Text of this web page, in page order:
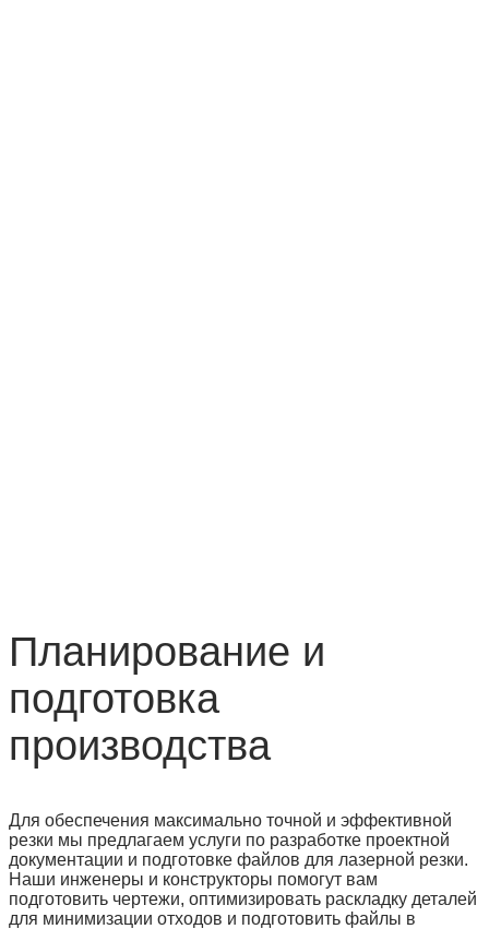
Планирование и
подготовка
производства
Для обеспечения максимально точной и эффективной
резки мы предлагаем услуги по разработке проектной
документации и подготовке файлов для лазерной резки.
Наши инженеры и конструкторы помогут вам
подготовить чертежи, оптимизировать раскладку деталей
для минимизации отходов и подготовить файлы в